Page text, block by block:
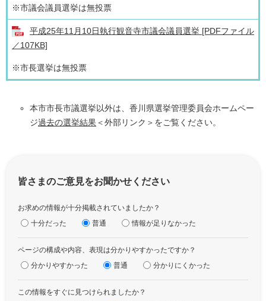
※市議会議員選挙は無投票
平成25年11月10日執行観音寺市議会議員選挙 [PDFファイル
／107KB]
※市長選挙は無投票
本市市長市議選挙以外は、香川県選挙管理委員会ホームペー
ジ過去の選挙結果＜外部リンク＞ をご覧ください。
皆さまのご意見をお聞かせください
お求めの情報が十分掲載されていましたか？
十分だった
普通 情報が足りなかった
ページの構成や内容、表現は分かりやすかったですか？
分かりやすかった
普通 分かりにくかった
この情報をすぐに見つけられましたか？